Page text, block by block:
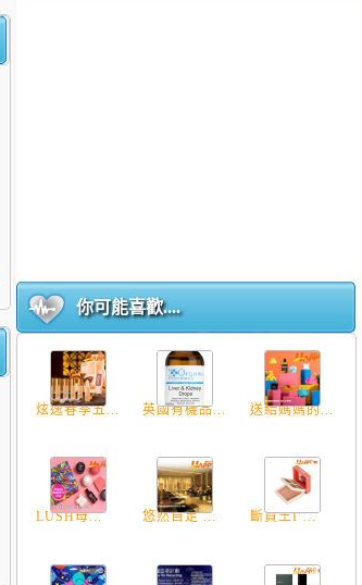
你可能喜歡....
炫逸春季五... 英國有機品... 送給媽媽的...
LUSH母... 悠然自足 ... 斷貨王I’...